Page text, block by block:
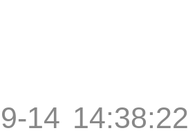
14 14:38:22